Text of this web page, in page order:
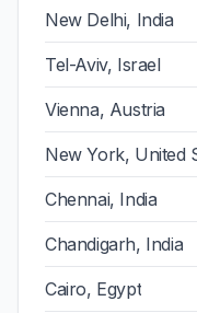
New Delhi, India
Tel-Aviv, Israel
Vienna, Austria
New York, United
Chennai, India
Chandigarh, India
Cairo, Egypt